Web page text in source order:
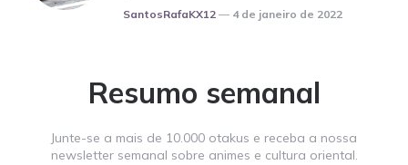
Posted
SantosRafaKX12 4 de janeiro de 2022
Resumo semanal
Junte-se a mais de 10.000 otakus e receba a nossa
newsletter semanal sobre animes e cultura oriental.